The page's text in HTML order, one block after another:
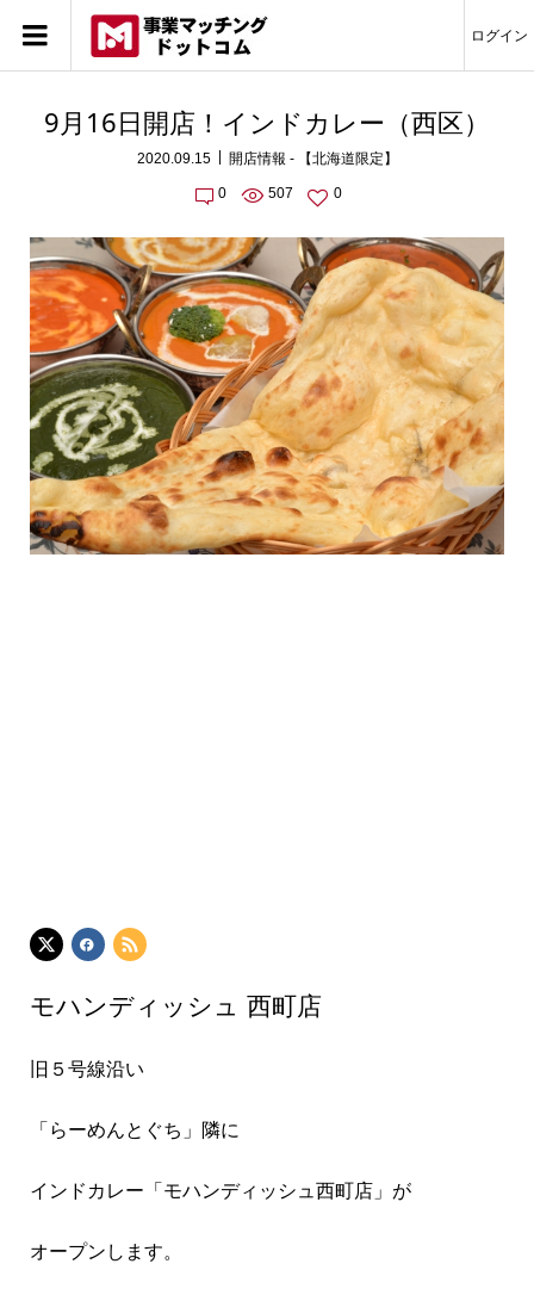
ログイン
9月16日開店！インドカレー（西区）
2020.09.15 開店情報 - 【北海道限定】
0 507 0
モハンディッシュ 西町店
旧５号線沿い
「らーめんとぐち」隣に
インドカレー「モハンディッシュ西町店」が
オープンします。